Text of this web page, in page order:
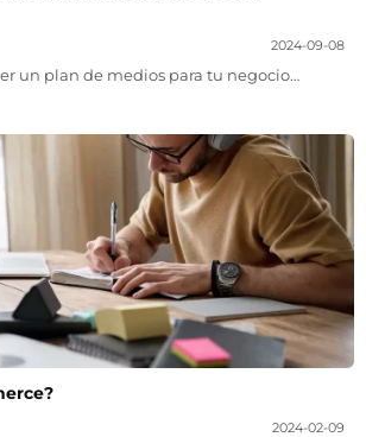
2024-09-08
un plan de medios para tu negocio…
2024-02-09